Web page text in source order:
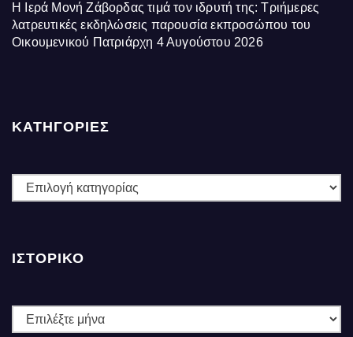
Η Ιερά Μονή Ζάβορδας τιμά τον ιδρυτή της: Τριήμερες
λατρευτικές εκδηλώσεις παρουσία εκπροσώπου του
Οικουμενικού Πατριάρχη 4 Αυγούστου 2026
ΚΑΤΗΓΟΡΙΕΣ
ΚΑΤΗΓΟΡΙΕΣ
ΙΣΤΟΡΙΚΌ
Ιστορικό